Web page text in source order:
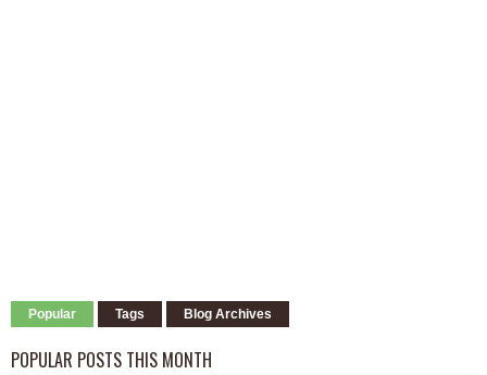
Popular Tags Blog Archives
POPULAR POSTS THIS MONTH